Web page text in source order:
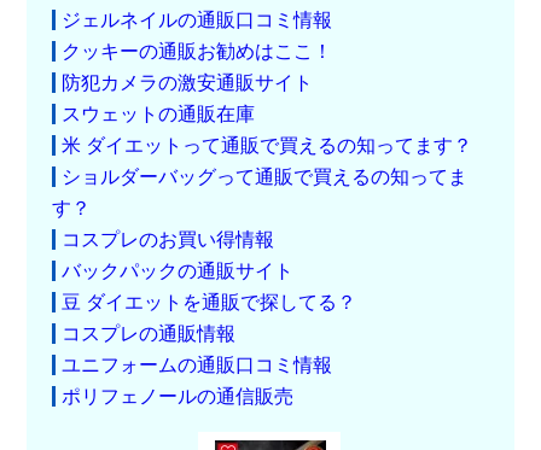
ジェルネイルの通販口コミ情報
クッキーの通販お勧めはここ！
防犯カメラの激安通販サイト
スウェットの通販在庫
米 ダイエットって通販で買えるの知ってます？
ショルダーバッグって通販で買えるの知ってま
す？
コスプレのお買い得情報
バックパックの通販サイト
豆 ダイエットを通販で探してる？
コスプレの通販情報
ユニフォームの通販口コミ情報
ポリフェノールの通信販売